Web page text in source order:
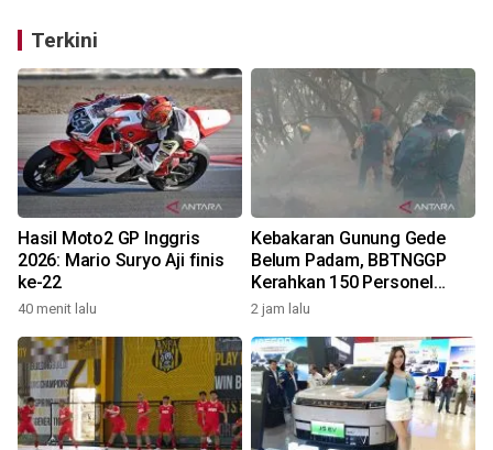
Terkini
Hasil Moto2 GP Inggris
2026: Mario Suryo Aji finis
ke-22
40 menit lalu
Kebakaran Gunung Gede
Belum Padam, BBTNGGP
Kerahkan 150 Personel
Tambahan
2 jam lalu